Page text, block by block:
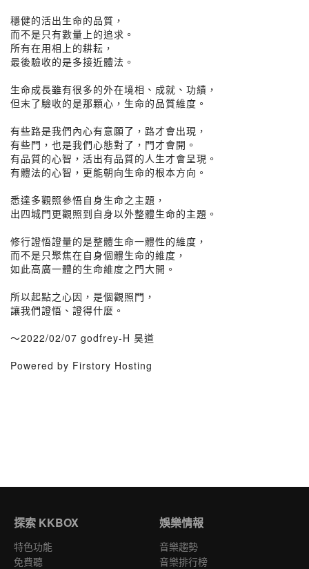
穩健的活出生命的品質，
而不是只有數量上的追求。
所有在用相上的耕耘，
最後驗收的是多接近體法。
生命成長雖有很多的外在境相、成就、功績，
但末了驗收的是那顆心，生命的品質維度。
有些路是我們內心有意願了，路才會出現，
有些門，也是我們心態對了，門才會開。
有品質的心智，活出有品質的人生才會呈現。
有體法的心智，更能朝向生命的根本方向。
悉達多觀照參悟自身生命之主題，
出四城門更觀照到自身以外整體生命的主題。
修行證悟證量的是整體生命一體性的維度，
而不是只聚焦在自身個體生命的維度，
如此高廣一體的生命維度之門大開。
所以起點之心因，是個觀照門，
讓我們證悟、證得什麼。
～2022/02/07 godfrey-H 昊道
Powered by Firstory Hosting
探索 KKBOX
特色功能
免費聽
娛樂情報
音樂趨勢
音樂排行榜